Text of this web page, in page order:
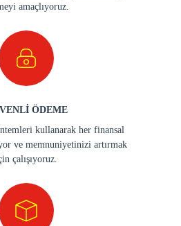
amaçlıyoruz.
ÖDEME
kullanarak her finansal
ve memnuniyetinizi artırmak
çalışıyoruz.